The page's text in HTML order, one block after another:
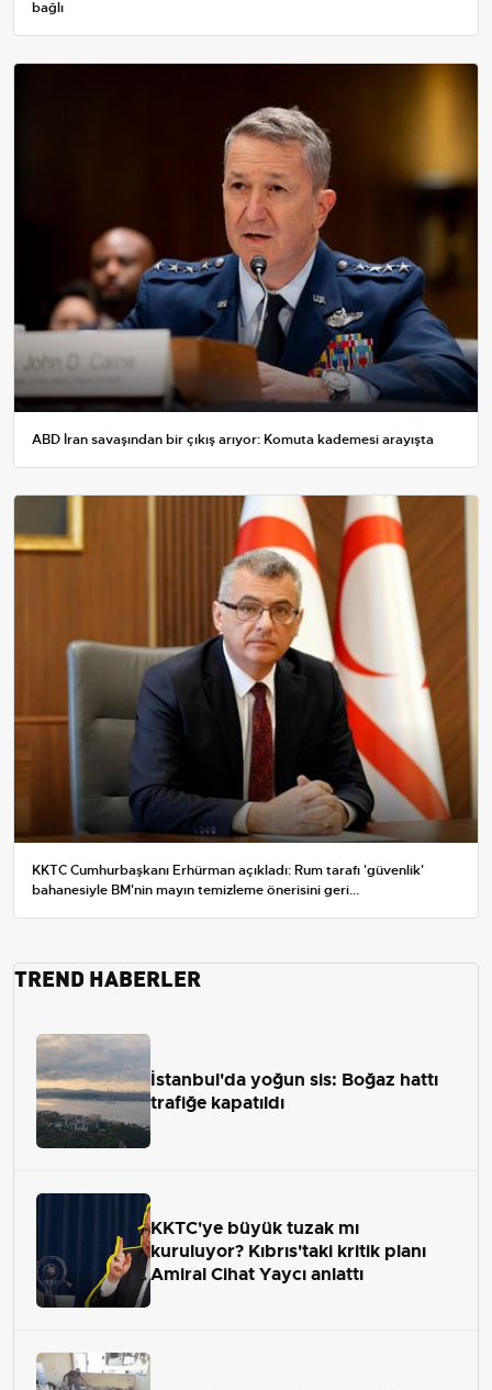
bağlı
ABD İran savaşından bir çıkış arıyor: Komuta kademesi arayışta
KKTC Cumhurbaşkanı Erhürman açıkladı: Rum tarafı 'güvenlik'
bahanesiyle BM'nin mayın temizleme önerisini geri...
TREND HABERLER
İstanbul'da yoğun sis: Boğaz hattı
trafiğe kapatıldı
KKTC'ye büyük tuzak mı
kuruluyor? Kıbrıs'taki kritik planı
Amiral Cihat Yaycı anlattı